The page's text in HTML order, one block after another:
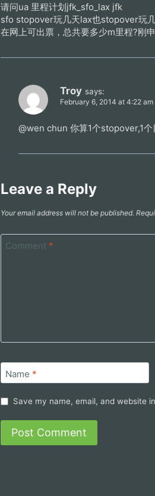
请问ua 里程计划jfk_sfo_lax jfk
sfo stopover玩几天lax也stopover玩
在网上可出票，总共要多少m里程?刚
Troy says:
February 6, 2014 at 4:22 am
@wen chun 你算1个stopover,1
Leave a Reply
Your email address will not be published.
Comment *
Name *
Save my name, email, and website